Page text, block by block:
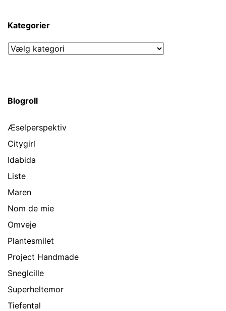
Kategorier
Kategorier
Blogroll
Æselperspektiv
Citygirl
Idabida
Liste
Maren
Nom de mie
Omveje
Plantesmilet
Project Handmade
Sneglcille
Superheltemor
Tiefental